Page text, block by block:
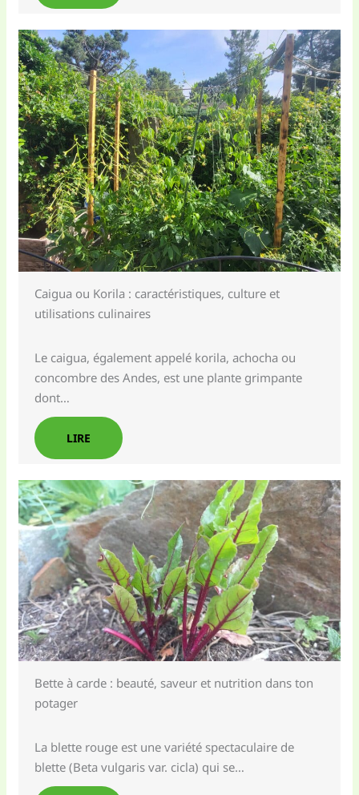
Caigua ou Korila : caractéristiques, culture et
utilisations culinaires
Le caigua, également appelé korila, achocha ou
concombre des Andes, est une plante grimpante
dont…
LIRE
Bette à carde : beauté, saveur et nutrition dans ton
potager
La blette rouge est une variété spectaculaire de
blette (Beta vulgaris var. cicla) qui se…